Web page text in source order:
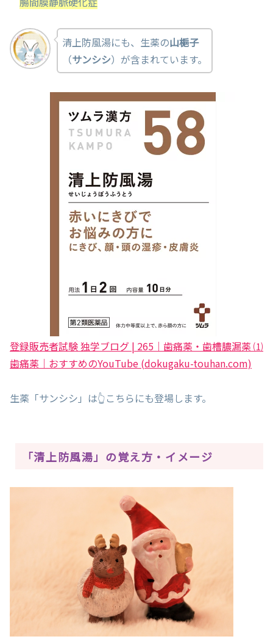
清上防風湯にも、生薬の山梔子
（サンシシ）が含まれています。
登録販売者試験 独学ブログ | 265｜歯痛薬・歯槽膿漏薬 ⑴
歯痛薬｜おすすめのYouTube (dokugaku-touhan.com)
生薬「サンシシ」は👆こちらにも登場します。
「清上防風湯」の覚え方・イメージ